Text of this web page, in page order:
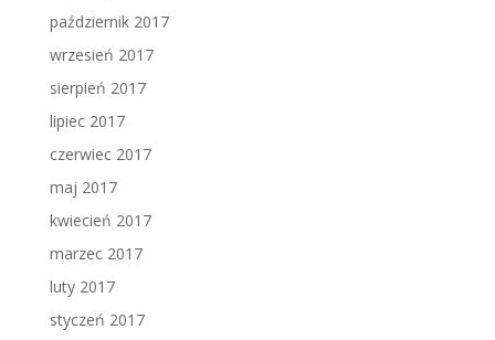
październik 2017
wrzesień 2017
sierpień 2017
lipiec 2017
czerwiec 2017
maj 2017
kwiecień 2017
marzec 2017
luty 2017
styczeń 2017